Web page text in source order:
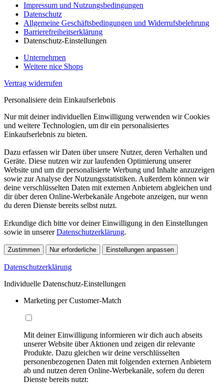
Impressum und Nutzungsbedingungen
Datenschutz
Allgemeine Geschäftsbedingungen und Widerrufsbelehrung
Barrierefreiheitserklärung
Datenschutz-Einstellungen
Unternehmen
Weitere nice Shops
Vertrag widerrufen
Personalisiere dein Einkaufserlebnis
Nur mit deiner individuellen Einwilligung verwenden wir Cookies
und weitere Technologien, um dir ein personalisiertes
Einkaufserlebnis zu bieten.
Dazu erfassen wir Daten über unsere Nutzer, deren Verhalten und
Geräte. Diese nutzen wir zur laufenden Optimierung unserer
Website und um dir personalisierte Werbung und Inhalte anzuzeigen
sowie zur Analyse der Nutzungsstatistiken. Außerdem können wir
deine verschlüsselten Daten mit externen Anbietern abgleichen und
dir über deren Online-Werbekanäle Angebote anzeigen, nur wenn
du deren Dienste bereits selbst nutzt.
Erkundige dich bitte vor deiner Einwilligung in den Einstellungen
sowie in unsererDatenschutzerklärung.
Zustimmen Nur erforderliche Einstellungen anpassen
Datenschutzerklärung
Individuelle Datenschutz-Einstellungen
Marketing per Customer-Match
Mit deiner Einwilligung informieren wir dich auch abseits
unserer Website über Aktionen und zeigen dir relevante
Produkte. Dazu gleichen wir deine verschlüsselten
personenbezogenen Daten mit folgenden externen Anbietern
ab und nutzen deren Online-Werbekanäle, sofern du deren
Dienste bereits nutzt: